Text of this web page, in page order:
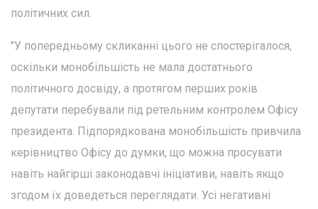
політичних сил.
"У попередньому скликанні цього не спостерігалося,
оскільки монобільшість не мала достатнього
політичного досвіду, а протягом перших років
депутати перебували під ретельним контролем Офісу
президента. Підпорядкована монобільшість привчила
керівництво Офісу до думки, що можна просувати
навіть найгірші законодавчі ініціативи, навіть якщо
згодом їх доведеться переглядати. Усі негативні